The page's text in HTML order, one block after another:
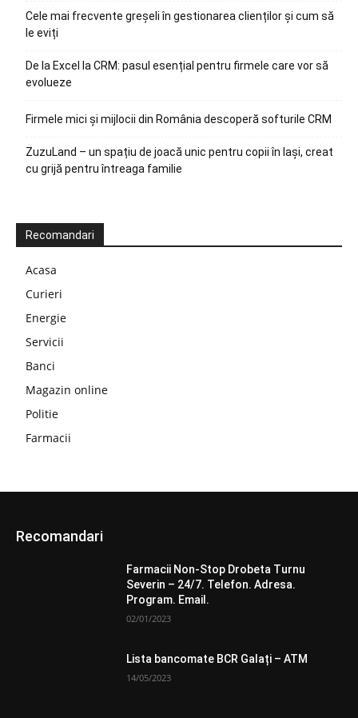
Cele mai frecvente greșeli în gestionarea clienților și cum să
le eviți
De la Excel la CRM: pasul esențial pentru firmele care vor să
evolueze
Firmele mici și mijlocii din România descoperă softurile CRM
ZuzuLand – un spațiu de joacă unic pentru copii în Iași, creat
cu grijă pentru întreaga familie
Recomandari
Acasa
Curieri
Energie
Servicii
Banci
Magazin online
Politie
Farmacii
Recomandari
Farmacii Non-Stop Drobeta Turnu
Severin – 24/7. Telefon. Adresa.
Program. Email.
02/01/2023
Lista bancomate BCR Galați – ATM
14/05/2023